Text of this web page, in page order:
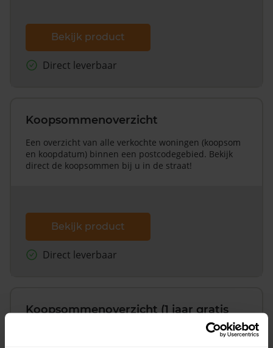
Bekijk product
Direct leverbaar
Koopsommenoverzicht
Een overzicht van alle verkochte woningen (koopsom
en koopdatum) binnen een postcodegebied. Bekijk
direct de koopsommen bij u in de straat!
Bekijk product
Direct leverbaar
Koopsommenoverzicht (1 jaar gratis